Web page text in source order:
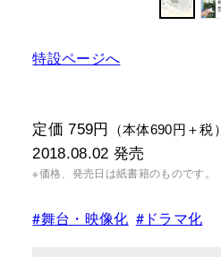
特設ページへ
定価 759円 （本体690円＋税）
2018.08.02 発売
※価格、発売日は紙書籍のものです。
#舞台・映像化 #ドラマ化